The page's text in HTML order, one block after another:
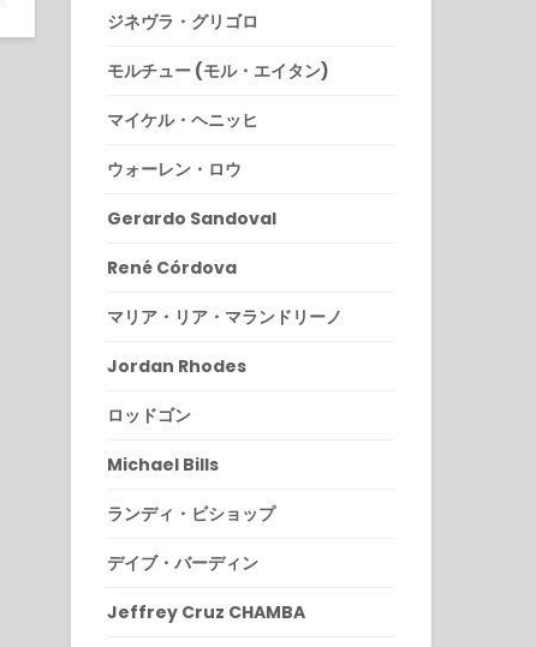
ジネヴラ・グリゴロ
モルチュー (モル・エイタン)
マイケル・ヘニッヒ
ウォーレン・ロウ
Gerardo Sandoval
René Córdova
マリア・リア・マランドリーノ
Jordan Rhodes
ロッドゴン
Michael Bills
ランディ・ビショップ
デイブ・バーディン
Jeffrey Cruz CHAMBA